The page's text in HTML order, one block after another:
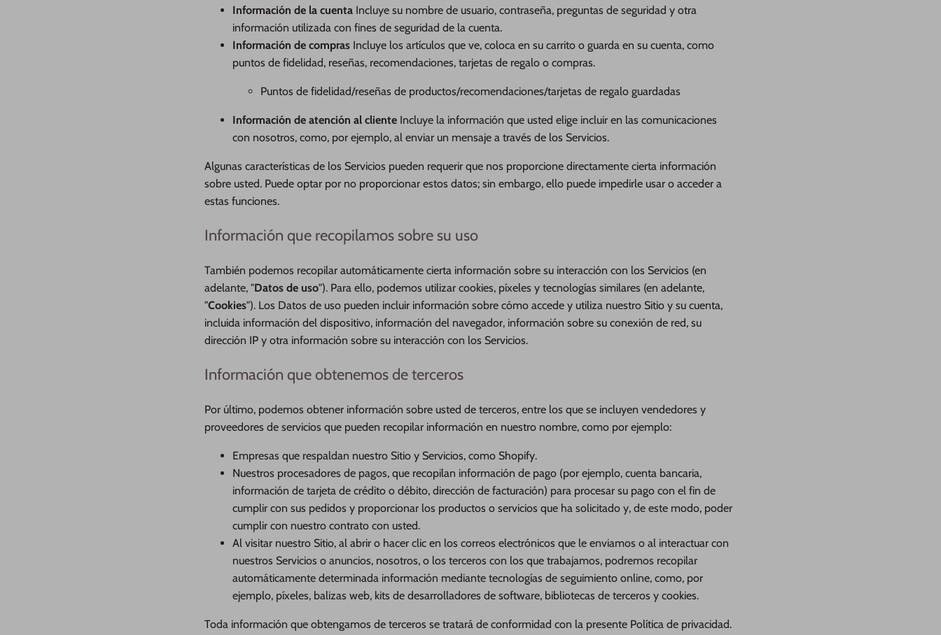
Información de la cuenta Incluye su nombre de usuario, contraseña, preguntas de seguridad y otra
información utilizada con fines de seguridad de la cuenta.
Información de compras Incluye los artículos que ve, coloca en su carrito o guarda en su cuenta, como
puntos de fidelidad, reseñas, recomendaciones, tarjetas de regalo o compras.
Puntos de fidelidad/reseñas de productos/recomendaciones/tarjetas de regalo guardadas
Información de atención al cliente Incluye la información que usted elige incluir en las comunicaciones
con nosotros, como, por ejemplo, al enviar un mensaje a través de los Servicios.
Algunas características de los Servicios pueden requerir que nos proporcione directamente cierta información
sobre usted. Puede optar por no proporcionar estos datos; sin embargo, ello puede impedirle usar o acceder a
estas funciones.
Información que recopilamos sobre su uso
También podemos recopilar automáticamente cierta información sobre su interacción con los Servicios (en
adelante, "Datos de uso"). Para ello, podemos utilizar cookies, píxeles y tecnologías similares (en adelante,
"Cookies"). Los Datos de uso pueden incluir información sobre cómo accede y utiliza nuestro Sitio y su cuenta,
incluida información del dispositivo, información del navegador, información sobre su conexión de red, su
dirección IP y otra información sobre su interacción con los Servicios.
Información que obtenemos de terceros
Por último, podemos obtener información sobre usted de terceros, entre los que se incluyen vendedores y
proveedores de servicios que pueden recopilar información en nuestro nombre, como por ejemplo:
Empresas que respaldan nuestro Sitio y Servicios, como Shopify.
Nuestros procesadores de pagos, que recopilan información de pago (por ejemplo, cuenta bancaria,
información de tarjeta de crédito o débito, dirección de facturación) para procesar su pago con el fin de
cumplir con sus pedidos y proporcionar los productos o servicios que ha solicitado y, de este modo, poder
cumplir con nuestro contrato con usted.
Al visitar nuestro Sitio, al abrir o hacer clic en los correos electrónicos que le enviamos o al interactuar con
nuestros Servicios o anuncios, nosotros, o los terceros con los que trabajamos, podremos recopilar
automáticamente determinada información mediante tecnologías de seguimiento online, como, por
ejemplo, píxeles, balizas web, kits de desarrolladores de software, bibliotecas de terceros y cookies.
Toda información que obtengamos de terceros se tratará de conformidad con la presente Política de privacidad.